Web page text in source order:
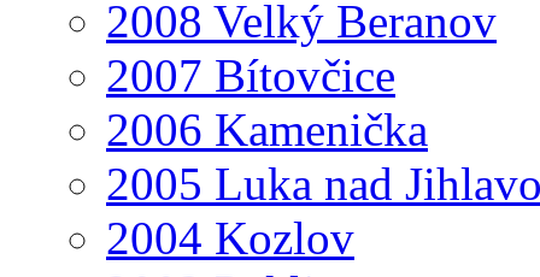
2008 Velký Beranov
2007 Bítovčice
2006 Kamenička
2005 Luka nad
2004 Kozlov